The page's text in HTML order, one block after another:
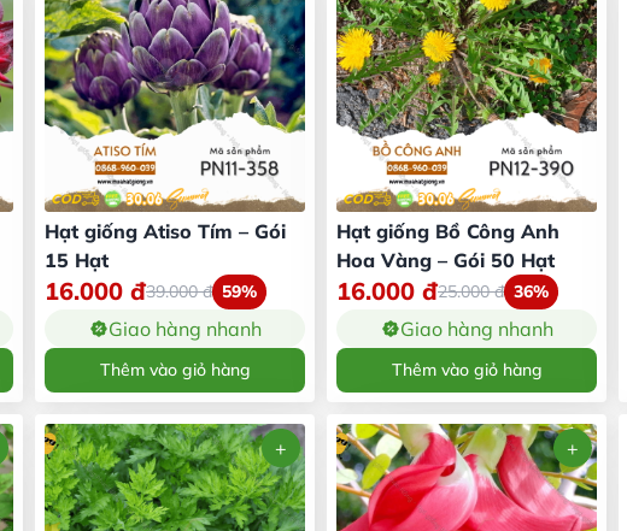
Hạt giống Atiso Tím – Gói
15 Hạt
16.000 đ39.000đ 59%
Giao hàng nhanh
Thêm vào giỏ hàng
Hạt giống Bồ Công Anh
Hoa Vàng – Gói 50 Hạt
16.000 đ25.000đ 36%
Giao hàng nhanh
Thêm vào giỏ hàng